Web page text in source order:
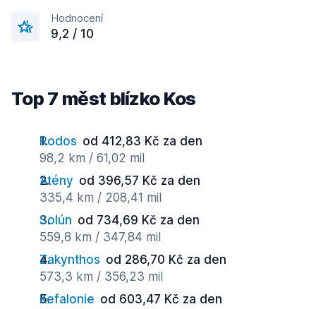
Hodnocení
9,2 / 10
Top 7 měst blízko Kos
Rodos od 412,83 Kč za den
98,2 km / 61,02 mil
Atény od 396,57 Kč za den
335,4 km / 208,41 mil
Solún od 734,69 Kč za den
559,8 km / 347,84 mil
Zakynthos od 286,70 Kč za den
573,3 km / 356,23 mil
Kefalonie od 603,47 Kč za den